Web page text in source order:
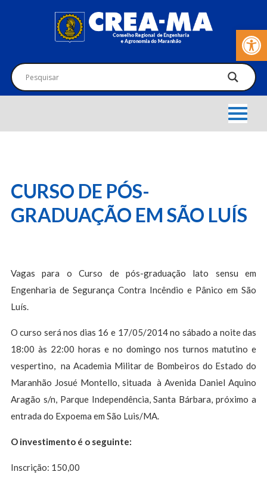
Barra de
CURSO DE PÓS-
GRADUAÇÃO EM SÃO LUÍS
Vagas para o Curso de pós-graduação lato sensu em
Engenharia de Segurança Contra Incêndio e Pânico em São
Luís.
O curso será nos dias 16 e 17/05/2014 no sábado a noite das
18:00 às 22:00 horas e no domingo nos turnos matutino e
vespertino, na Academia Militar de Bombeiros do Estado do
Maranhão Josué Montello, situada à Avenida Daniel Aquino
Aragão s/n, Parque Independência, Santa Bárbara, próximo a
entrada do Expoema em São Luis/MA.
O investimento é o seguinte:
Inscrição: 150,00